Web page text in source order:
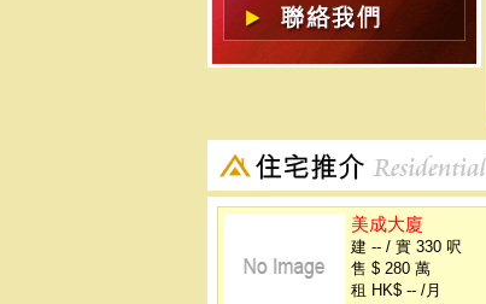
美成大廈
建 -- / 實 330 呎
售 $ 280 萬
租 HK$ -- /月